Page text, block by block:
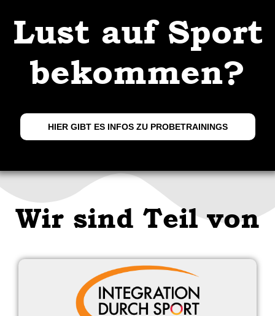
Lust auf Sport
bekommen?
HIER GIBT ES INFOS ZU PROBETRAININGS
Wir sind Teil von